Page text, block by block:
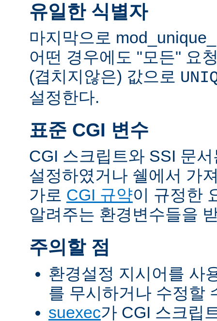
유일한 식별자
마지막으로
어떤 경우에도 "모든" 요
(겹치지않은) 값으로
설정한다.
표준 CGI 변수
CGI 스크립트와 SSI 문
설정하였거나 쉘에서 가
가로 CGI 규약이 규정한
알려주는 환경변수들을
주의할 점
환경설정 지시어를 사
를 무시하거나 수정할
suexec가 CGI 스크립